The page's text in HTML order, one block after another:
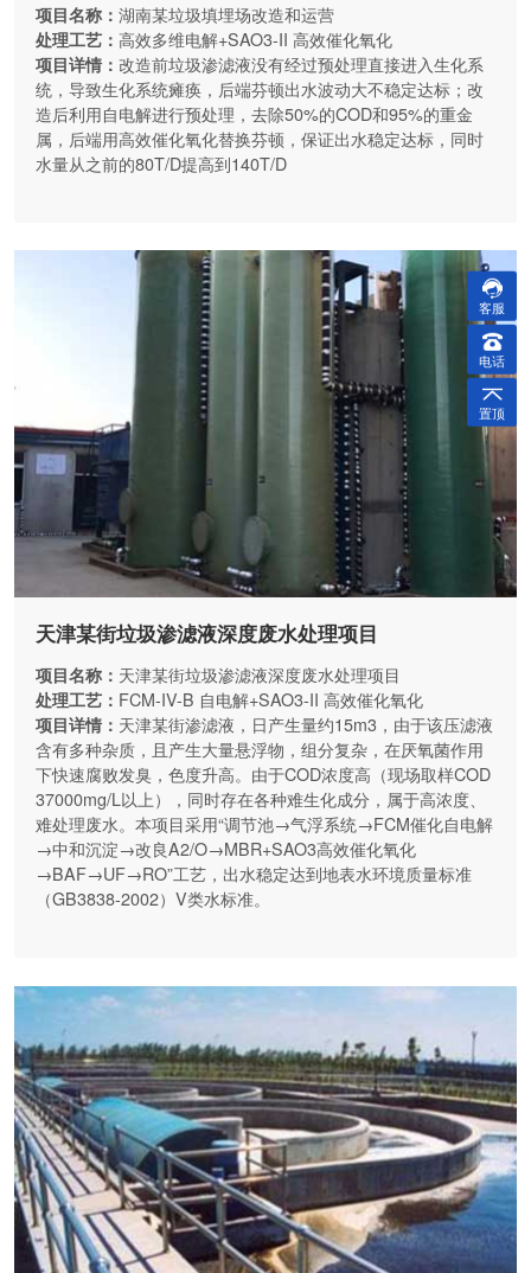
项目名称： 湖南某垃圾填埋场改造和运营
处理工艺： 高效多维电解+SAO3-II 高效催化氧化
项目详情： 改造前垃圾渗滤液没有经过预处理直接进入生化系
统，导致生化系统瘫痪，后端芬顿出水波动大不稳定达标；改
造后利用自电解进行预处理，去除50%的COD和95%的重金
属，后端用高效催化氧化替换芬顿，保证出水稳定达标，同时
水量从之前的80T/D提高到140T/D
天津某街垃圾渗滤液深度废水处理项目
项目名称： 天津某街垃圾渗滤液深度废水处理项目
处理工艺： FCM-IV-B 自电解+SAO3-II 高效催化氧化
项目详情： 天津某街渗滤液，日产生量约15m3，由于该压滤液
含有多种杂质，且产生大量悬浮物，组分复杂，在厌氧菌作用
下快速腐败发臭，色度升高。由于COD浓度高（现场取样COD
37000mg/L以上），同时存在各种难生化成分，属于高浓度、
难处理废水。本项目采用“调节池→气浮系统→FCM催化自电解
→中和沉淀→改良A2/O→MBR+SAO3高效催化氧化
→BAF→UF→RO”工艺，出水稳定达到地表水环境质量标准
（GB3838-2002）V类水标准。
客服
电话
置顶